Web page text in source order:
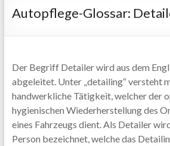
Der Begriff Detailer wird aus dem
abgeleitet. Unter „detailing“ versteht
handwerkliche Tätigkeit, welcher der
hygienischen Wiederherstellung des
eines Fahrzeugs dient. Als Detailer
Person bezeichnet, welche das